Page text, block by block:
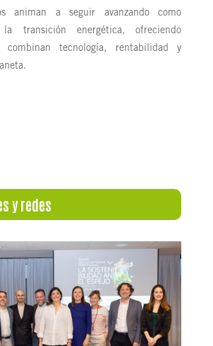
animan a seguir avanzando como
transición energética, ofreciendo
combinan tecnología, rentabilidad y
y redes